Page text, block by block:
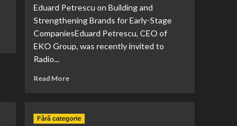
Eduard Petrescu on Building and
Strengthening Brands for Early-Stage
CompaniesEduard Petrescu, CEO of
EKO Group, was recently invited to
Radio...
Read MoreRead
Petrescu,
Fără categorie